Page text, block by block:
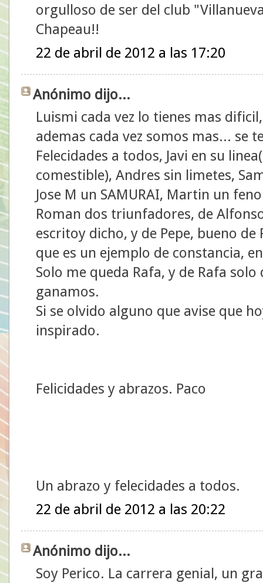
orgulloso de ser del club
Chapeau!!
22 de abril de 2012 a las 17:20
Anónimo dijo...
Luismi cada vez lo tienes mas
ademas cada vez somos mas... se
Felecidades a todos, Javi en su
comestible), Andres sin limetes,
Jose M un SAMURAI, Martin un
Roman dos triunfadores, de
escritoy dicho, y de Pepe, bueno
que es un ejemplo de constancia,
Solo me queda Rafa, y de Rafa
ganamos.
Si se olvido alguno que avise que
inspirado.
Felicidades y abrazos. Paco
Un abrazo y felecidades a todos.
22 de abril de 2012 a las 20:22
Anónimo dijo...
Soy Perico. La carrera genial, un